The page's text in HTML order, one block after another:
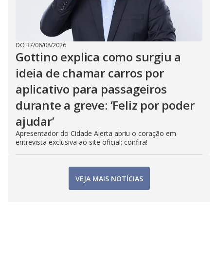
DO R7/06/08/2026
Gottino explica como surgiu a
ideia de chamar carros por
aplicativo para passageiros
durante a greve: ‘Feliz por poder
ajudar’
Apresentador do Cidade Alerta abriu o coração em
entrevista exclusiva ao site oficial; confira!
VEJA MAIS NOTÍCIAS